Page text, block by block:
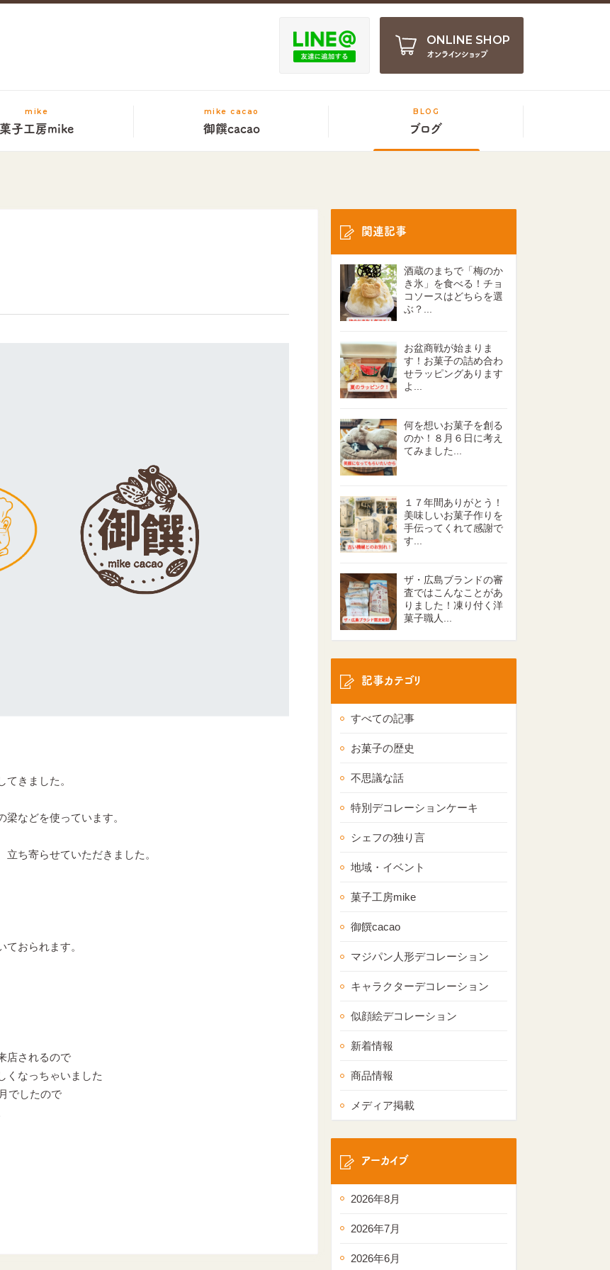
ONLINE SHOP
オンラインショップ
mike
菓子工房mike
mike cacao
御饌cacao
BLOG
ブログ
きました。
などを使っています。
ち寄らせていただきました。
おられます。
店されるので
くなっちゃいました
でしたので
関連記事
酒蔵のまちで「梅のか
き氷」を食べる！チョ
コソースはどちらを選
ぶ？...
お盆商戦が始まりま
す！お菓子の詰め合わ
せラッピングあります
よ...
何を想いお菓子を創る
のか！８月６日に考え
てみました...
１７年間ありがとう！
美味しいお菓子作りを
手伝ってくれて感謝で
す...
ザ・広島ブランドの審
査ではこんなことがあ
りました！凍り付く洋
菓子職人...
記事カテゴリ
すべての記事
お菓子の歴史
不思議な話
特別デコレーションケーキ
シェフの独り言
地域・イベント
菓子工房mike
御饌cacao
マジパン人形デコレーション
キャラクターデコレーション
似顔絵デコレーション
新着情報
商品情報
メディア掲載
アーカイブ
2026年8月
2026年7月
2026年6月